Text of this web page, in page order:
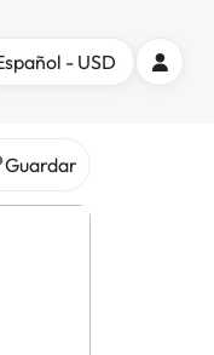
- USD
Guardar